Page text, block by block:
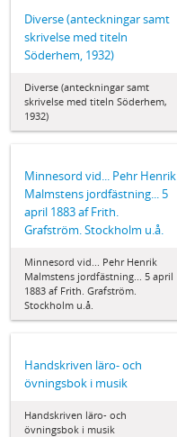
Diverse (anteckningar samt
skrivelse med titeln
Söderhem, 1932)
Diverse (anteckningar samt
skrivelse med titeln Söderhem,
1932)
Minnesord vid... Pehr Henrik
Malmstens jordfästning... 5
april 1883 af Frith.
Grafström. Stockholm u.å.
Minnesord vid... Pehr Henrik
Malmstens jordfästning... 5 april
1883 af Frith. Grafström.
Stockholm u.å.
Handskriven läro- och
övningsbok i musik
Handskriven läro- och
övningsbok i musik